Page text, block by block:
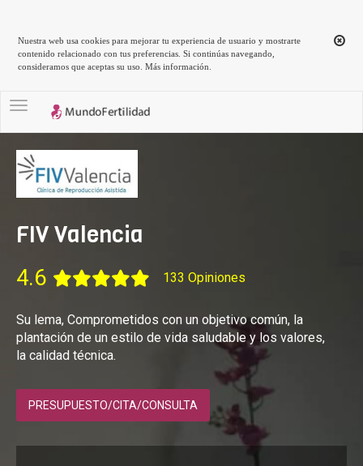
Nuestra web usa cookies para mejorar tu experiencia de usuario y mostrarte
contenido relacionado con tus preferencias. Si continúas navegando,
consideramos que aceptas su uso.Más información
Toggle navigation
FIV Valencia
4.6 133 Opiniones
Su lema, Comprometidos con un objetivo común, la
plantación de un estilo de vida saludable y los valores,
la calidad técnica.
PRESUPUESTO/CITA/CONSULTA